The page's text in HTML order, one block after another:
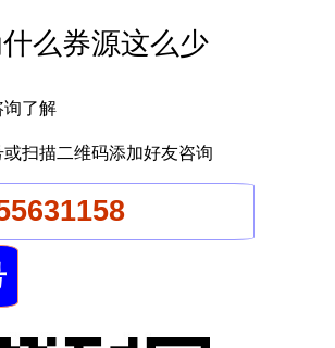
么券源这么少
了解
扫描二维码添加好友咨询